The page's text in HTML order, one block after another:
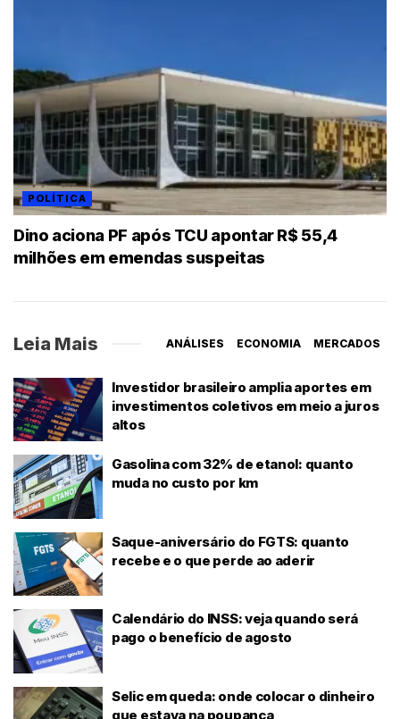
POLÍTICA
Dino aciona PF após TCU apontar R$ 55,4
milhões em emendas suspeitas
Leia Mais ANÁLISES ECONOMIA MERCADOS
Investidor brasileiro amplia aportes em
investimentos coletivos em meio a juros
altos
Gasolina com 32% de etanol: quanto
muda no custo por km
Saque-aniversário do FGTS: quanto
recebe e o que perde ao aderir
Calendário do INSS: veja quando será
pago o benefício de agosto
Selic em queda: onde colocar o dinheiro
que estava na poupança